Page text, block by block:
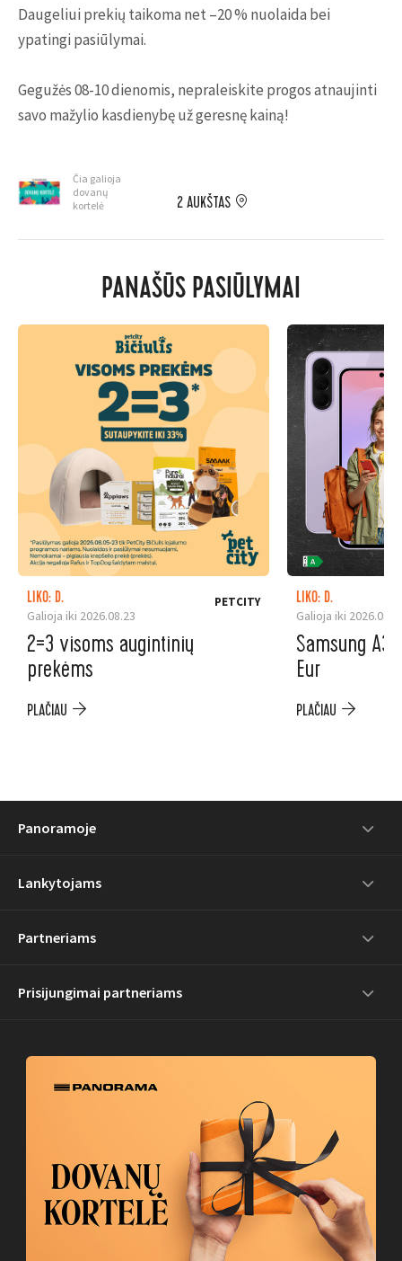
Daugeliui prekių taikoma net –20 % nuolaida bei
ypatingi pasiūlymai.
Gegužės 08-10 dienomis, nepraleiskite progos atnaujinti
savo mažylio kasdienybę už geresnę kainą!
Čia galioja
dovanų
kortelė
2 AUKŠTAS
PANAŠŪS PASIŪLYMAI
LIKO: D.
Galioja iki 2026.08.23
PETCITY
2=3 visoms augintinių
prekėms
PLAČIAU
LIKO: D.
Galioja iki
Samsung
Eur
PLAČIAU
Panoramoje
Lankytojams
Partneriams
Prisijungimai partneriams